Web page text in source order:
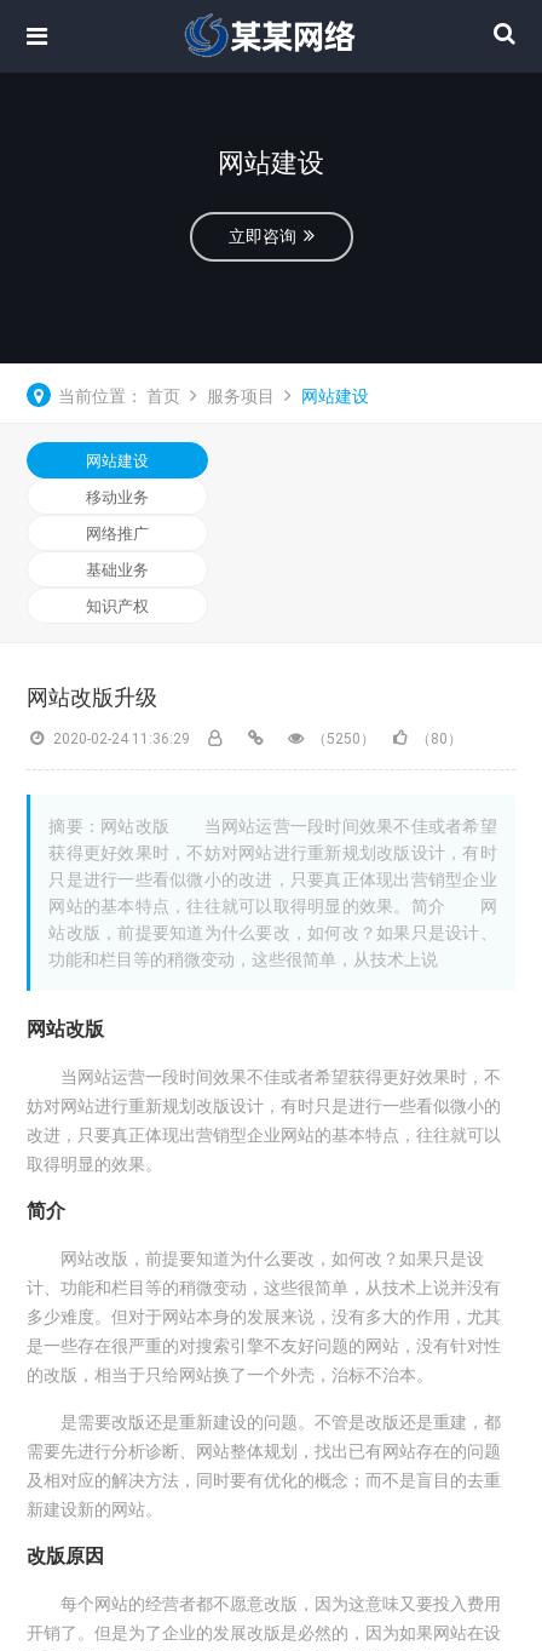
网站建设
立即咨询
当前位置： 首页 服务项目 网站建设
网站建设
移动业务
网络推广
基础业务
知识产权
网站改版升级
2020-02-24 11:36:29 （5250） （80）
摘要：网站改版 当网站运营一段时间效果不佳或者希望
获得更好效果时，不妨对网站进行重新规划改版设计，有时
只是进行一些看似微小的改进，只要真正体现出营销型企业
网站的基本特点，往往就可以取得明显的效果。简介 网
站改版，前提要知道为什么要改，如何改？如果只是设计、
功能和栏目等的稍微变动，这些很简单，从技术上说
网站改版
当网站运营一段时间效果不佳或者希望获得更好效果时，不
妨对网站进行重新规划改版设计，有时只是进行一些看似微小的
改进，只要真正体现出营销型企业网站的基本特点，往往就可以
取得明显的效果。
简介
网站改版，前提要知道为什么要改，如何改？如果只是设
计、功能和栏目等的稍微变动，这些很简单，从技术上说并没有
多少难度。但对于网站本身的发展来说，没有多大的作用，尤其
是一些存在很严重的对搜索引擎不友好问题的网站，没有针对性
的改版，相当于只给网站换了一个外壳，治标不治本。
是需要改版还是重新建设的问题。不管是改版还是重建，都
需要先进行分析诊断、网站整体规划，找出已有网站存在的问题
及相对应的解决方法，同时要有优化的概念；而不是盲目的去重
新建设新的网站。
改版原因
每个网站的经营者都不愿意改版，因为这意味又要投入费用
开销了。但是为了企业的发展改版是必然的，因为如果网站在设